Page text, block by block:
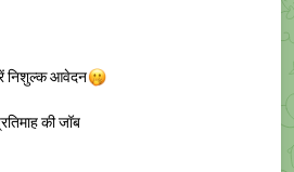
की जॉब